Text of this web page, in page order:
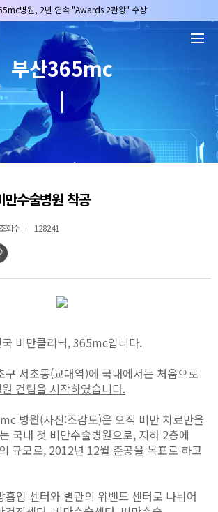
병원, 2년 연속 "Awards 2관왕" 수상
"부산365mc 보건복지부 장관상" 수상!
365mc병원, 8/15(토) 광복절 정상진료
병원, 2년 연속 "Awards 2관왕" 수상
"부산365mc 보건복지부 장관상" 수상!
부산365mc
수술병원 착공
회수 128241
비만클리닉, 365mc입니다.
서초동(교대역)에 국내에서는 처음으로
건립을 시작하였습니다.
병원(사진:조감도)은 오직 비만 치료만을
국내 첫 비만수술병원으로, 지하 2층에
규모로, 2012년 12월 준공을 목표로 하고
입 센터와 별관의 위밴드 센터로 나뉘어